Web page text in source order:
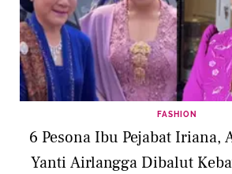
FASHION
6 Pesona Ibu Pejabat Iriana,
Yanti Airlangga Dibalut